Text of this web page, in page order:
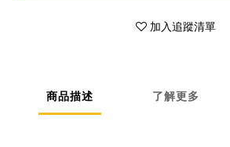
加入追蹤清單
商品描述 了解更多